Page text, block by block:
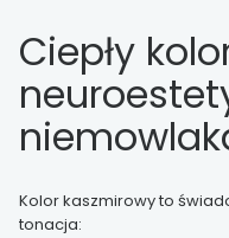
Ciepły
Kolor kaszmirowy to
tonacja: